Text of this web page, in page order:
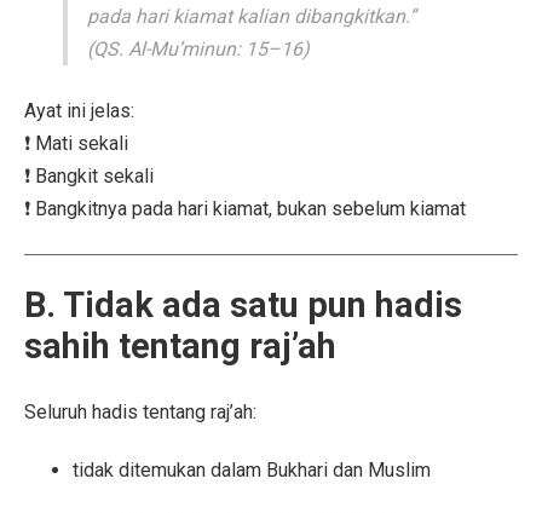
pada hari kiamat kalian dibangkitkan.”
(QS. Al-Mu’minun: 15–16)
Ayat ini jelas:
❗ Mati sekali
❗ Bangkit sekali
❗ Bangkitnya pada hari kiamat, bukan sebelum kiamat
B. Tidak ada satu pun hadis
sahih tentang raj’ah
Seluruh hadis tentang raj’ah:
tidak ditemukan dalam Bukhari dan Muslim